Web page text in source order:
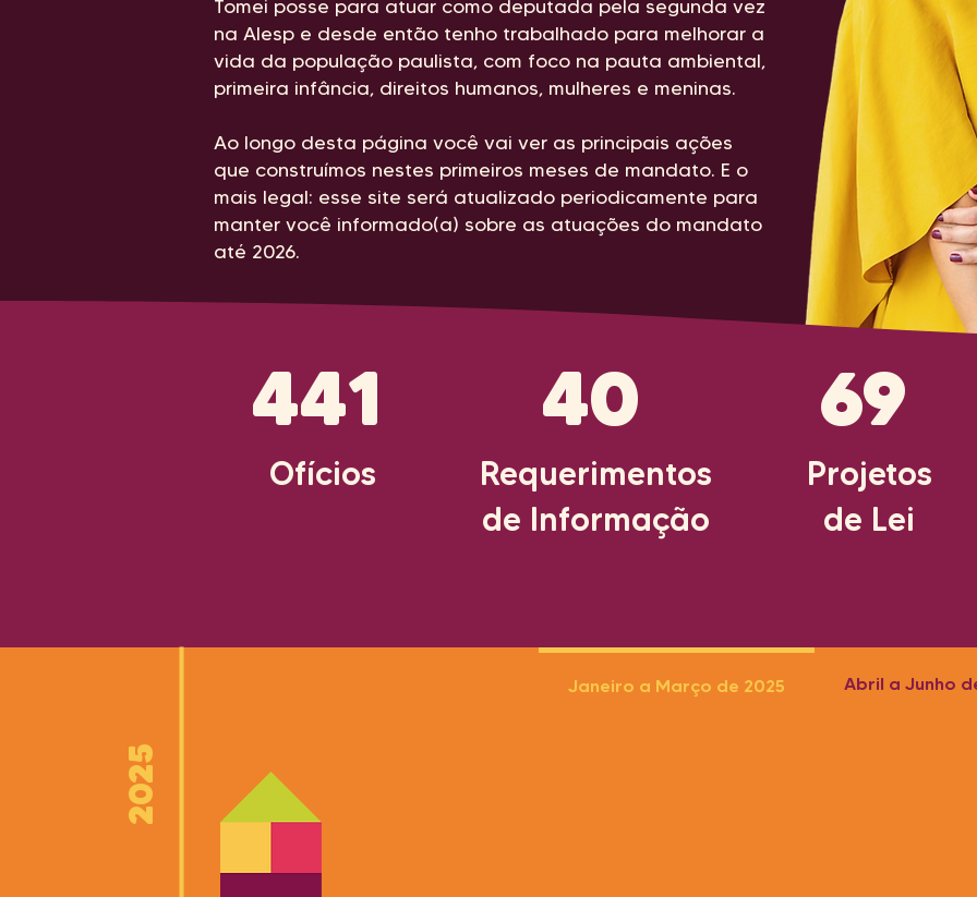
Tomei posse para atuar como deputada pela segunda vez
na Alesp e desde então tenho trabalhado para melhorar a
vida da população paulista, com foco na pauta ambiental,
primeira infância, direitos humanos, mulheres e meninas.
Ao longo desta página você vai ver as principais ações
que construímos nestes primeiros meses de mandato. E o
mais legal: esse site será atualizado periodicamente para
manter você informado(a) sobre as atuações do mandato
até 2026.
441
Ofícios
40
Requerimentos
de Informação
69
Projetos
de Lei
Janeiro a Março de 2025 Abril a Junho
2025